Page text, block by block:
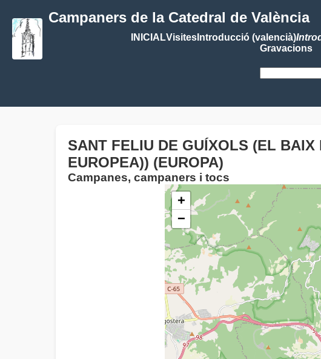
Campaners de la Catedral de València
INICIALVisitesIntroducció (valencià)
Gravacions
SANT FELIU DE GUÍXOLS (EL BAIX
EUROPEA)) (EUROPA)
Campanes, campaners i tocs
+
−